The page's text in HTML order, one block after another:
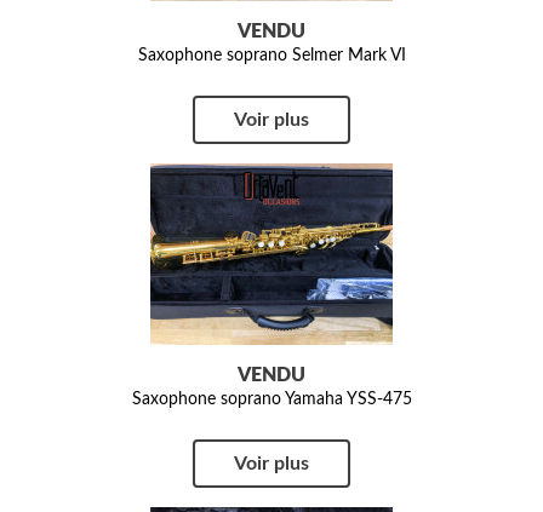
VENDU
Saxophone soprano Selmer Mark VI
Voir plus
VENDU
Saxophone soprano Yamaha YSS-475
Voir plus